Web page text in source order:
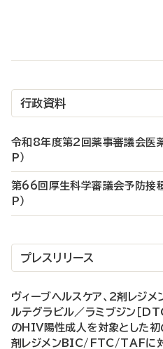
行政資料
令和8年度第2回薬事審議会医
P）
第66回厚生科学審議会予防接種
P）
プレスリリース
ヴィーブヘルスケア、2剤レジメ
ルテグラビル／ラミブジン［
のHIV陽性成人を対象とした初
剤レジメンBIC/FTC/TAFに対